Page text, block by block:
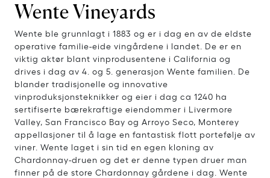
Wente Vineyards
Wente ble grunnlagt i 1883 og er i dag en av de eldste
operative familie-eide vingårdene i landet. De er en
viktig aktør blant vinprodusentene i California og
drives i dag av 4. og 5. generasjon Wente familien. De
blander tradisjonelle og innovative
vinproduksjonsteknikker og eier i dag ca 1240 ha
sertifiserte bærekraftige eiendommer i Livermore
Valley, San Francisco Bay og Arroyo Seco, Monterey
appellasjoner til å lage en fantastisk flott portefølje av
viner. Wente laget i sin tid en egen kloning av
Chardonnay-druen og det er denne typen druer man
finner på de store Chardonnay gårdene i dag. Wente